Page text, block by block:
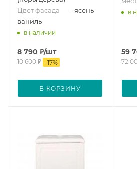
Цвет фасада — ясень
ваниль
в наличии
8 790 ₽/шт
10 600₽ -17%
В КОРЗИНУ
в
59
72